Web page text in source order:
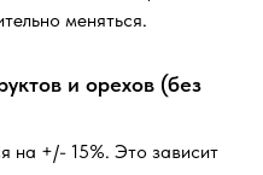
меняться.
и орехов (без
на +/- 15%. Это зависит